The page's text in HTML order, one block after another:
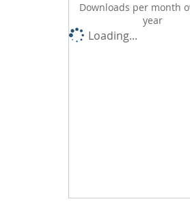
Downloads per month
year
Loading...